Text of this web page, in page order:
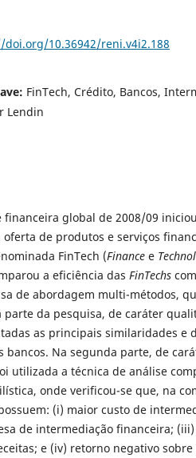
10.36942/reni.v4i2.188
FinTech, Crédito, Bancos,
Lendin
financeira global de 2008/09
oferta de produtos e serviços
FinTech (Finance e
a eficiência das FinTechs
de abordagem multi-métodos,
parte da pesquisa, de caráter
as principais similaridades e
bancos. Na segunda parte, de
utilizada a técnica de análise
onde verificou-se que, na
(i) maior custo de
de intermediação financeira;
e (iv) retorno negativo